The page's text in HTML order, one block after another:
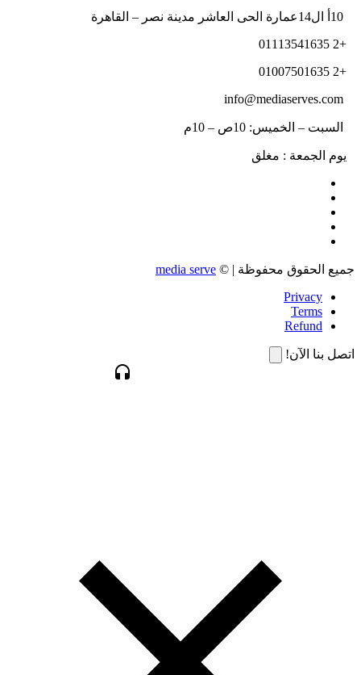
+2 01113541635
+2 01007501635
السبت – الخميس: 10ص – 10م
يوم الجمعة : مغلق
جميع الحقوق محفوظة | © media serve
Privacy
Terms
Refund
اتصل بنا الآن!